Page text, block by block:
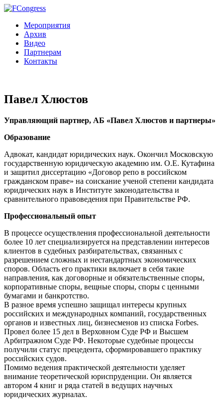
Мероприятия
Архив
Видео
Партнерам
Контакты
Павел Хлюстов
Управляющий партнер, АБ «Павел Хлюстов и партнеры»
Образование
Адвокат, кандидат юридических наук. Окончил Московскую
государственную юридическую академию им. О.Е. Кутафина
и защитил диссертацию «Договор репо в российском
гражданском праве» на соискание ученой степени кандидата
юридических наук в Институте законодательства и
сравнительного правоведения при Правительстве РФ.
Профессиональный опыт
В процессе осуществления профессиональной деятельности
более 10 лет специализируется на представлении интересов
клиентов в судебных разбирательствах, связанных с
разрешением сложных и нестандартных экономических
споров. Область его практики включает в себя такие
направления, как договорные и обязательственные споры,
корпоративные споры, вещные споры, споры с ценными
бумагами и банкротство.
В разное время успешно защищал интересы крупных
российских и международных компаний, государственных
органов и известных лиц, бизнесменов из списка Forbes.
Провел более 15 дел в Верховном Суде РФ и Высшем
Арбитражном Суде РФ. Некоторые судебные процессы
получили статус прецедента, сформировавшего практику
российских судов.
Помимо ведения практической деятельности уделяет
внимание теоретической юриспруденции. Он является
автором 4 книг и ряда статей в ведущих научных
юридических журналах.